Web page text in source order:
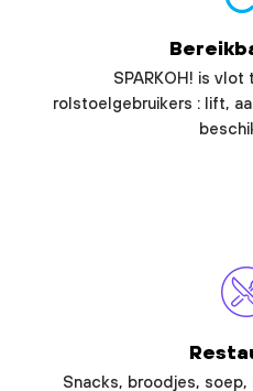
SPARKOH! is
rolstoelgebruikers : lift,
Snacks, broodjes,